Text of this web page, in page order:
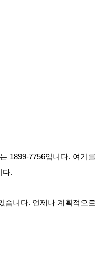
1899-7756입니다. 여기를
다.
습니다. 언제나 계획적으로